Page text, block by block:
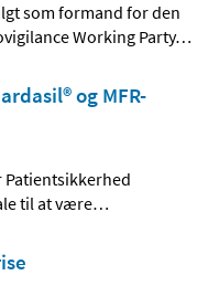
som formand for den
Working Party…
og MFR-
til at være…